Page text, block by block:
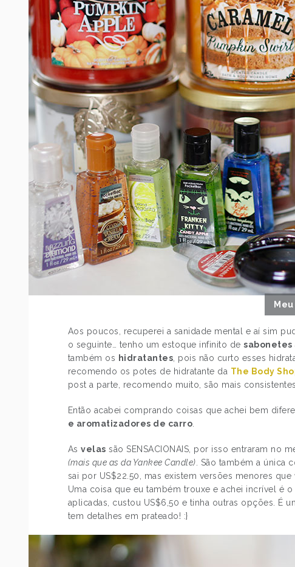
Aos poucos, recuperei a sanidade mental e aí sim
o seguinte… tenho um estoque infinito desabonetes
também os hidratantes , pois não curto esses
recomendo os potes de hidratante da The Body
post a parte, recomendo muito, são mais
Então acabei comprando coisas que achei bem
e aromatizadores de carro
Asvelas são SENSACIONAIS, por isso entraram no
(mais que as da Yankee Candle) . São também a única
sai por US$22.50, mas existem versões menores
Uma coisa que eu também trouxe e achei incrível é o
aplicadas, custou US$6,50 e tinha outras opções. É
tem detalhes em prateado! :}